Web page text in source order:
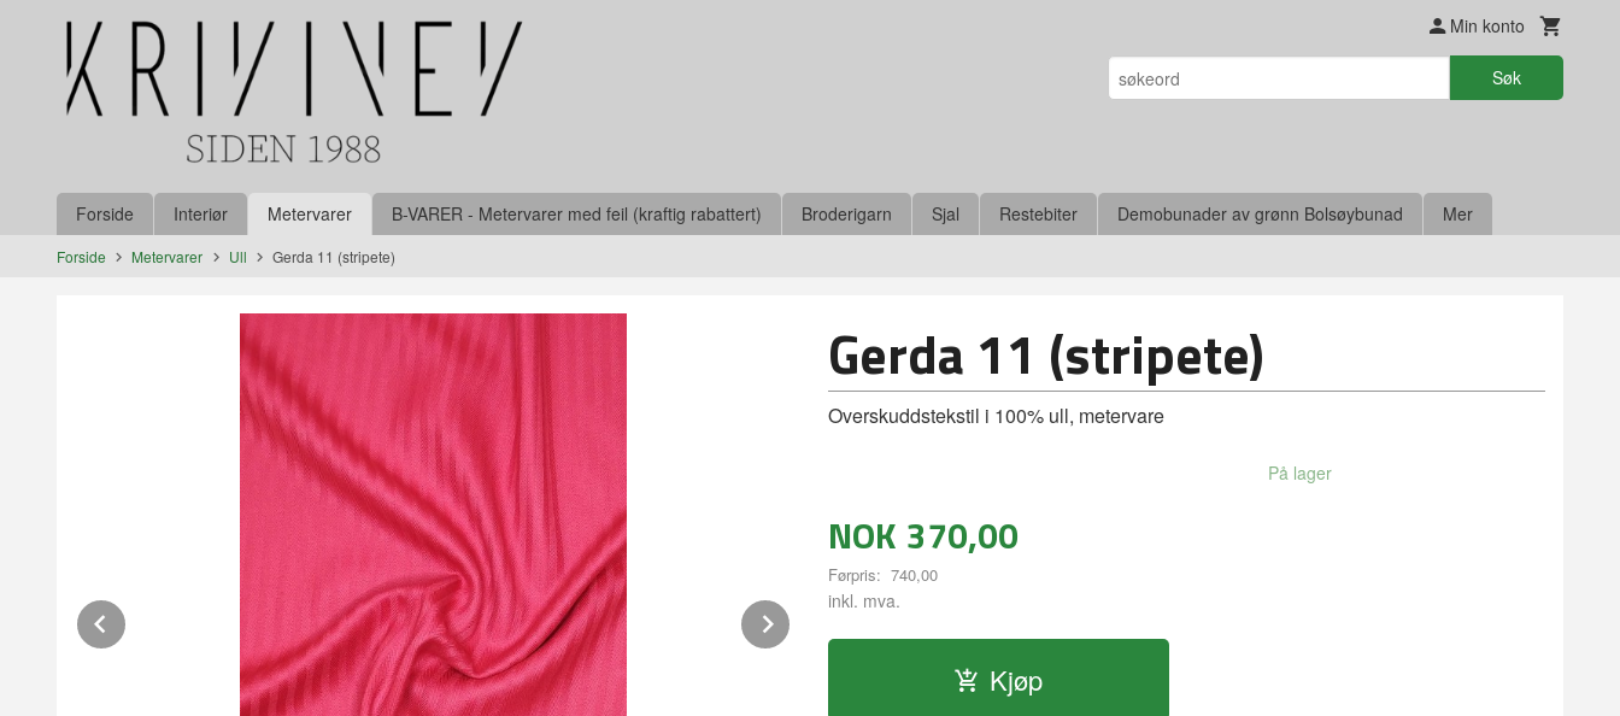
innholdet
Min konto
Søk
Produkter
Forside Interiør Metervarer B-VARER - Metervarer med feil (kraftig rabattert) Broderigarn Sjal Restebiter Demobunader av grønn Bolsøybunad Mer
Forside Metervarer Ull Gerda 11 (stripete)
Next
Gerda 11 (stripete)
Overskuddstekstil i 100% ull, metervare
NOK 370,00
Førpris: 740,00
inkl. mva.
På lager
Kjøp